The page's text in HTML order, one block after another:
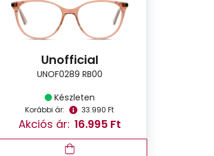
Unofficial
UNOF0289 RB00
Készleten
Korábbi ár: 33.990 Ft
Akciós ár: 16.995 Ft